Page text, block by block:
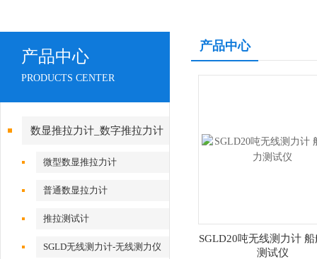
产品中心
PRODUCTS CENTER
数显推拉力计_数字推拉力计
微型数显推拉力计
普通数显拉力计
推拉测试计
SGLD无线测力计-无线测力仪
产品中心
SGLD20吨无线测力计
测试仪